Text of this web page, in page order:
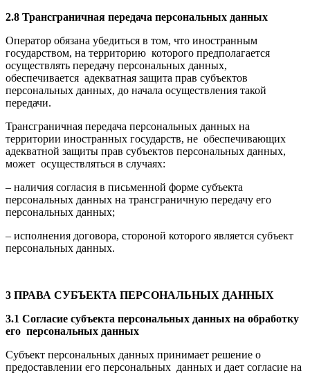
2.8 Трансграничная передача персональных данных
Оператор обязана убедиться в том, что иностранным
государством, на территорию которого предполагается
осуществлять передачу персональных данных,
обеспечивается адекватная защита прав субъектов
персональных данных, до начала осуществления такой
передачи.
Трансграничная передача персональных данных на
территории иностранных государств, не обеспечивающих
адекватной защиты прав субъектов персональных данных,
может осуществляться в случаях:
– наличия согласия в письменной форме субъекта
персональных данных на трансграничную передачу его
персональных данных;
– исполнения договора, стороной которого является субъект
персональных данных.
3 ПРАВА СУБЪЕКТА ПЕРСОНАЛЬНЫХ ДАННЫХ
3.1 Согласие субъекта персональных данных на обработку
его персональных данных
Субъект персональных данных принимает решение о
предоставлении его персональных данных и дает согласие на